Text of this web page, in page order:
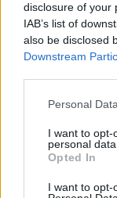
disclosure of your
IAB’s list of
also be disclosed
Downstream
Personal
I want to opt-
personal data.
Opted In
I want to opt-
Comentariu:
acest browser